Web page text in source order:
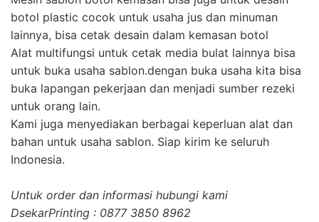
botol plastic cocok untuk usaha jus dan minuman
lainnya, bisa cetak desain dalam kemasan botol
Alat multifungsi untuk cetak media bulat lainnya bisa
untuk buka usaha sablon.dengan buka usaha kita bisa
buka lapangan pekerjaan dan menjadi sumber rezeki
untuk orang lain.
Kami juga menyediakan berbagai keperluan alat dan
bahan untuk usaha sablon. Siap kirim ke seluruh
Indonesia.
Untuk order dan informasi hubungi kami
DsekarPrinting : 0877 3850 8962